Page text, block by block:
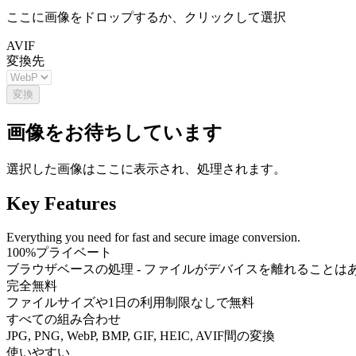
ここに画像をドロップするか、クリックして選択
AVIF
変換先
変換
画像をお待ちしています
選択した画像はここに表示され、処理されます。
Key Features
Everything you need for fast and secure image conversion.
100%プライベート
ブラウザベースの処理 - ファイルがデバイスを離れることは
完全無料
ファイルサイズや1日の利用制限なしで無料
すべての組み合わせ
JPG, PNG, WebP, BMP, GIF, HEIC, AVIF間の変換
使いやすい